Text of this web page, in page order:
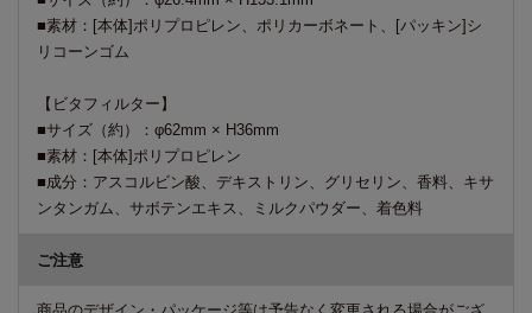
■素材：[本体]ポリプロピレン、ポリカーボネート、[パッキン]シ
リコーンゴム
【ビタフィルター】
■サイズ（約）：φ62mm × H36mm
■素材：[本体]ポリプロピレン
■成分：アスコルビン酸、デキストリン、グリセリン、香料、キサ
ンタンガム、サボテンエキス、ミルクパウダー、着色料
ご注意